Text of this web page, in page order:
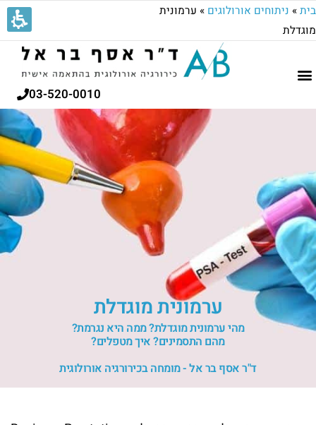
בית» ניתוחים אורולוגים » ערמונית
מוגדלת
03-520-0010
ערמונית מוגדלת
מהי ערמונית מוגדלת? ממה היא נגרמת?
מהם התסמינים? איך מטפלים?
ד"ר אסף בר אל - מומחה בכירורגיה אורולוגית